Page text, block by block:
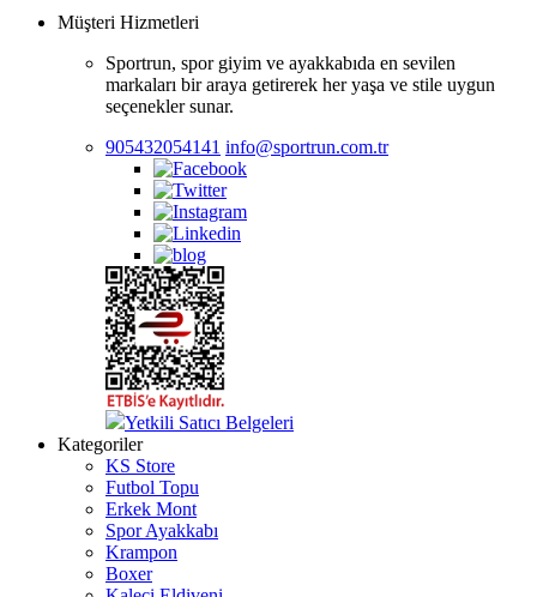
Müşteri Hizmetleri
Sportrun, spor giyim ve ayakkabıda en sevilen
markaları bir araya getirerek her yaşa ve stile uygun
seçenekler sunar.
905432054141 info@sportrun.com.tr
Yetkili Satıcı Belgeleri
Kategoriler
KS Store
Futbol Topu
Erkek Mont
Spor Ayakkabı
Krampon
Boxer